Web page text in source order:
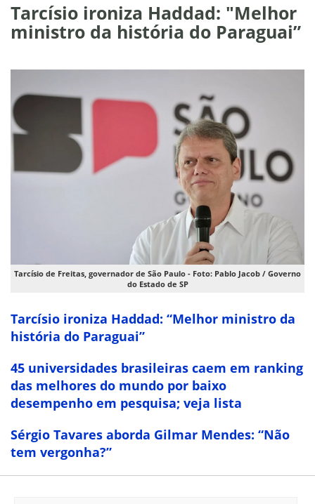
Tarcísio ironiza Haddad: "Melhor
ministro da história do Paraguai”
Tarcísio de Freitas, governador de São Paulo - Foto: Pablo Jacob / Governo
do Estado de SP
Tarcísio ironiza Haddad: “Melhor ministro da
história do Paraguai”
45 universidades brasileiras caem em ranking
das melhores do mundo por baixo
desempenho em pesquisa; veja lista
Sérgio Tavares aborda Gilmar Mendes: “Não
tem vergonha?”